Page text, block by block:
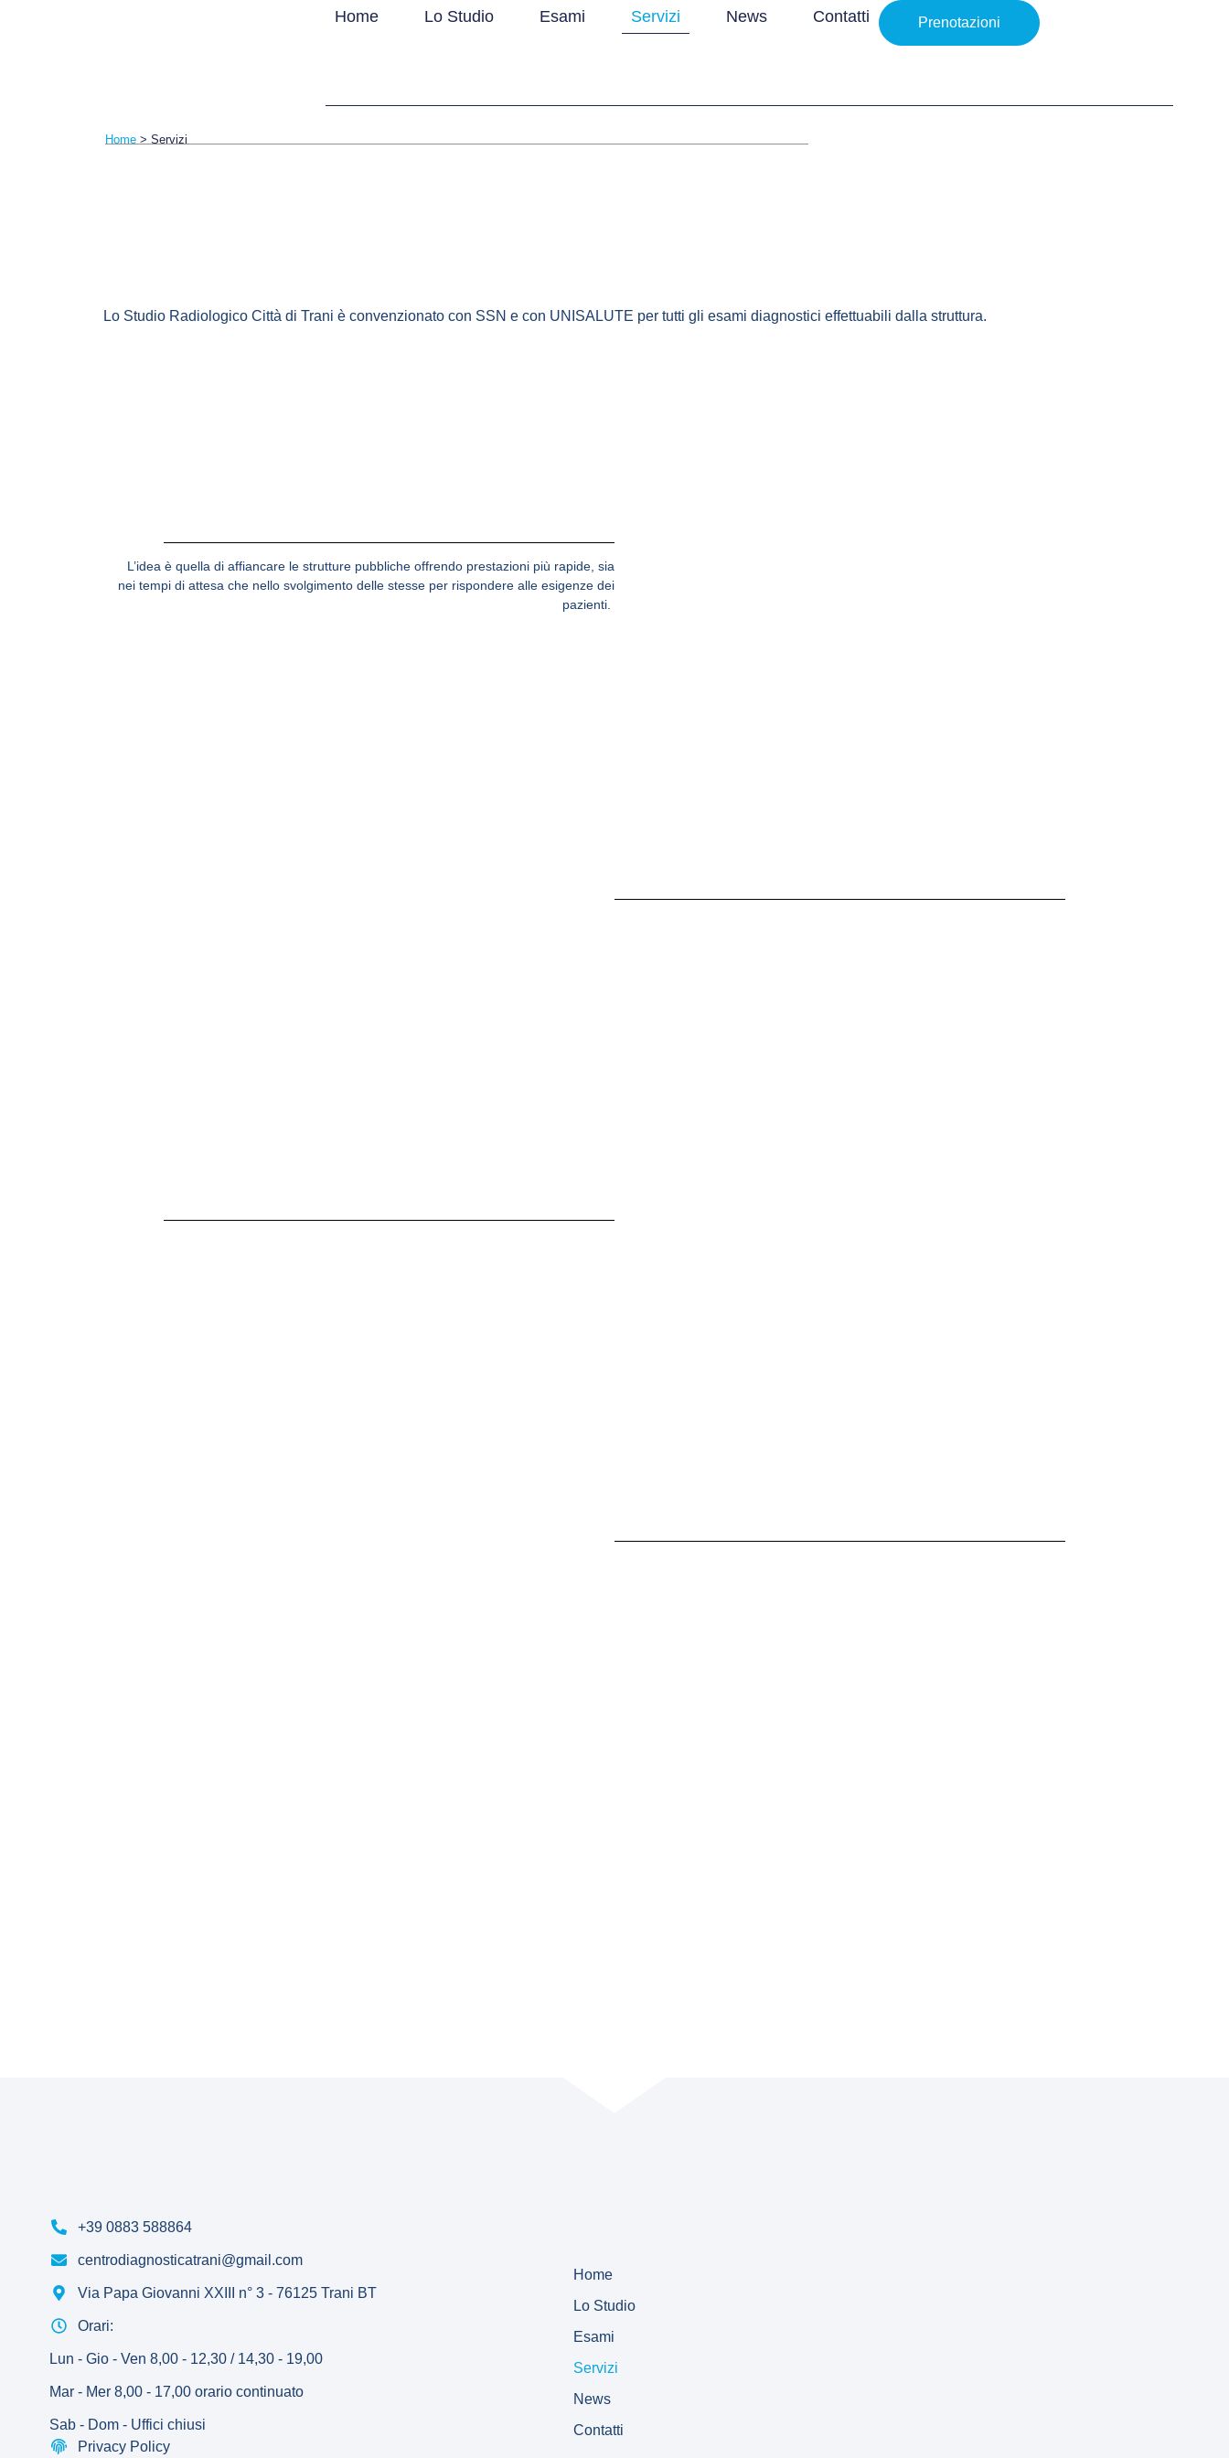
Home Lo Studio Esami Servizi News Contatti Prenotazioni
Home > Servizi
Lo Studio Radiologico Città di Trani è convenzionato con SSN e con UNISALUTE per tutti gli esami diagnostici effettuabili dalla struttura.
L’idea è quella di affiancare le strutture pubbliche offrendo prestazioni più rapide, sia
nei tempi di attesa che nello svolgimento delle stesse per rispondere alle esigenze dei
pazienti.
+39 0883 588864
centrodiagnosticatrani@gmail.com
Via Papa Giovanni XXIII n° 3 - 76125 Trani BT
Orari:
Lun - Gio - Ven 8,00 - 12,30 / 14,30 - 19,00
Mar - Mer 8,00 - 17,00 orario continuato
Sab - Dom - Uffici chiusi
Privacy Policy
Home
Lo Studio
Esami
Servizi
News
Contatti